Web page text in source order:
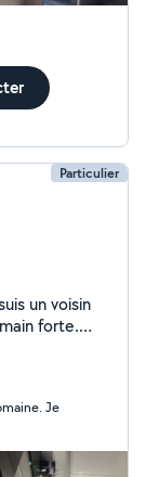
Particulier
forte.
sur
œuvre pour
projet
savoir-faire.
Je